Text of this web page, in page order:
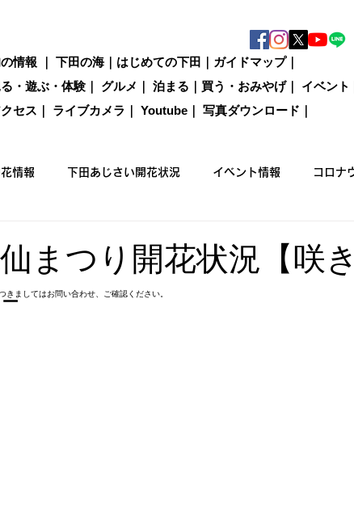
情報 ｜ 下田の海 ｜ はじめての下田 ｜ ガイドマップ｜
る・遊ぶ・体験｜ グルメ ｜ 泊まる ｜ 買う・おみやげ｜ イベント
セス ｜ ライブカメラ ｜ Youtube ｜ 写真ダウンロード ｜
情報 下田あじさい開花状況 イベント情報 コロナ
ウォーキング
まつり開花状況【咲き
きましてはお問い合わせ、ご確認ください。